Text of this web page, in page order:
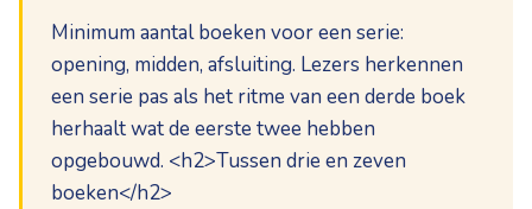
Minimum aantal boeken voor een serie:
opening, midden, afsluiting. Lezers herkennen
een serie pas als het ritme van een derde boek
herhaalt wat de eerste twee hebben
opgebouwd. <h2>Tussen drie en zeven
boeken</h2>